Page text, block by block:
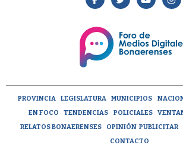
PROVINCIA LEGISLATURA MUNICIPIOS
EN FOCO
TENDENCIAS POLICIALES
RELATOS BONAERENSES
OPINIÓN PUBLICITAR
CONTACTO